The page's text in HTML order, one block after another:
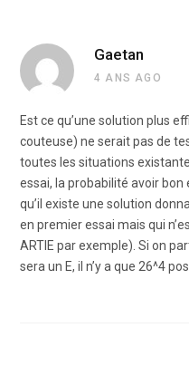
Gaetan
4 ANS AGO
Est ce qu’une solution plus
couteuse) ne serait pas de
toutes les situations
essai, la probabilité avoir
qu’il existe une solution
en premier essai mais qui
ARTIE par exemple). Si on
sera un E, il n’y a que 26^4